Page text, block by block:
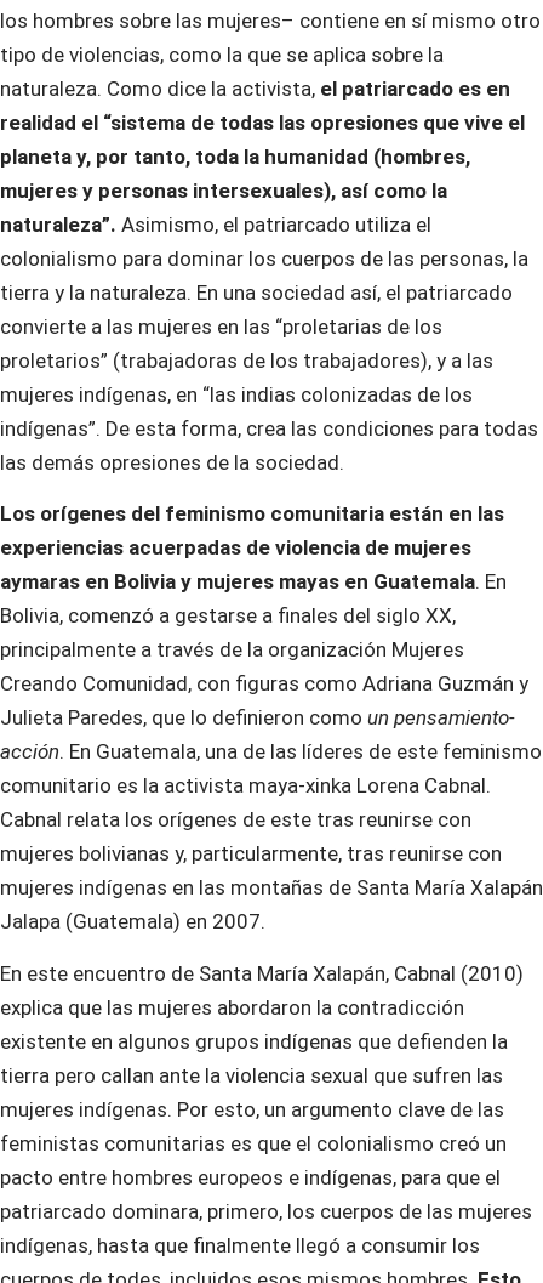
los hombres sobre las mujeres– contiene en sí mismo otro
tipo de violencias, como la que se aplica sobre la
naturaleza. Como dice la activista, el patriarcado es en
realidad el “sistema de todas las opresiones que vive el
planeta y, por tanto, toda la humanidad (hombres,
mujeres y personas intersexuales), así como la
naturaleza”. Asimismo, el patriarcado utiliza el
colonialismo para dominar los cuerpos de las personas, la
tierra y la naturaleza. En una sociedad así, el patriarcado
convierte a las mujeres en las “proletarias de los
proletarios” (trabajadoras de los trabajadores), y a las
mujeres indígenas, en “las indias colonizadas de los
indígenas”. De esta forma, crea las condiciones para todas
las demás opresiones de la sociedad.
Los orígenes del feminismo comunitaria están en las
experiencias acuerpadas de violencia de mujeres
aymaras en Bolivia y mujeres mayas en Guatemala. En
Bolivia, comenzó a gestarse a finales del siglo XX,
principalmente a través de la organización Mujeres
Creando Comunidad, con figuras como Adriana Guzmán y
Julieta Paredes, que lo definieron como un pensamiento-
acción. En Guatemala, una de las líderes de este feminismo
comunitario es la activista maya-xinka Lorena Cabnal.
Cabnal relata los orígenes de este tras reunirse con
mujeres bolivianas y, particularmente, tras reunirse con
mujeres indígenas en las montañas de Santa María Xalapán
Jalapa (Guatemala) en 2007.
En este encuentro de Santa María Xalapán, Cabnal (2010)
explica que las mujeres abordaron la contradicción
existente en algunos grupos indígenas que defienden la
tierra pero callan ante la violencia sexual que sufren las
mujeres indígenas. Por esto, un argumento clave de las
feministas comunitarias es que el colonialismo creó un
pacto entre hombres europeos e indígenas, para que el
patriarcado dominara, primero, los cuerpos de las mujeres
indígenas, hasta que finalmente llegó a consumir los